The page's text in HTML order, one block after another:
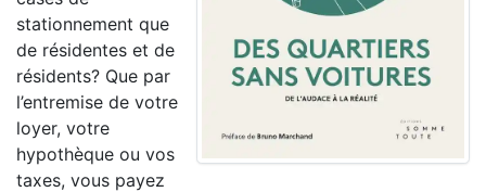
stationnement que
de résidentes et de
résidents? Que par
l’entremise de votre
loyer, votre
hypothèque ou vos
taxes, vous payez